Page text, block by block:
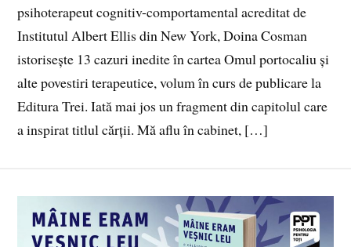
psihoterapeut cognitiv-comportamental acreditat de
Institutul Albert Ellis din New York, Doina Cosman
istorisește 13 cazuri inedite în cartea Omul portocaliu și
alte povestiri terapeutice, volum în curs de publicare la
Editura Trei. Iată mai jos un fragment din capitolul care
a inspirat titlul cărții. Mă aflu în cabinet, […]